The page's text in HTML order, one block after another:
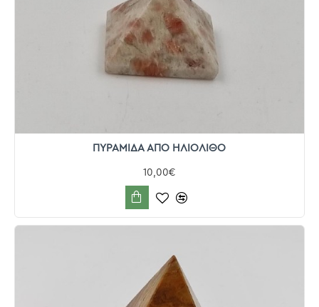
ΠΥΡΑΜΙΔΑ ΑΠΟ ΗΛΙΟΛΙΘΟ
10,00€